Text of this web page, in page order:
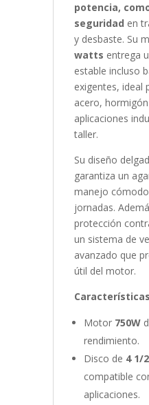
potencia,
seguridad en
y desbaste. Su
watts entrega
estable incluso
exigentes, ideal
acero,
aplicaciones
taller.
Su diseño
garantiza un
manejo
jornadas.
protección
un sistema de
avanzado que
útil del motor.
Motor 750W
rendimiento.
Disco de 4 1/
compatible
aplicaciones.